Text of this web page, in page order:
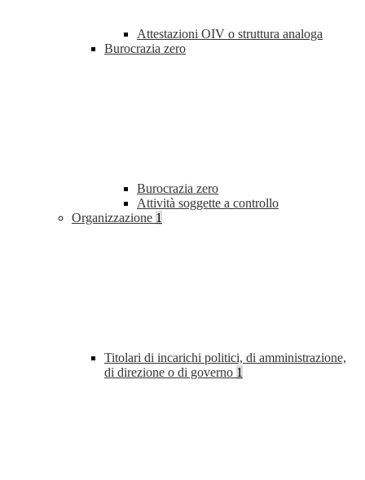
Attestazioni OIV o struttura analoga
Burocrazia zero
Burocrazia zero
Attività soggette a controllo
Organizzazione 1
Titolari di incarichi politici, di amministrazione,
di direzione o di governo 1